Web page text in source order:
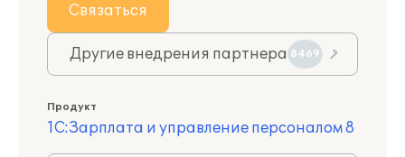
Связаться
Другие внедрения партнера 8469
Продукт
1С:Зарплата и управление персоналом 8